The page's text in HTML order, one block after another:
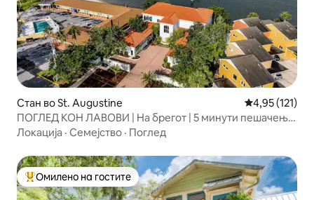
Стан во St. Augustine Просечна
4,95 (121)
ПОГЛЕД КОН ЛАВОВИ | На брегот | 5 минути пешачење
до центарот на градот
Локација · Семејство · Поглед
Меѓу најуспешните „Омилени на гостите“
Омилено на гостите